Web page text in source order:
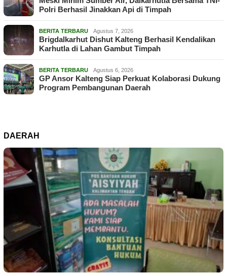
Polri Berhasil Jinakkan Api di Timpah
BERITA TERBARU Agustus 7, 2026
Brigdalkarhut Dishut Kalteng Berhasil Kendalikan
Karhutla di Lahan Gambut Timpah
BERITA TERBARU Agustus 6, 2026
GP Ansor Kalteng Siap Perkuat Kolaborasi Dukung
Program Pembangunan Daerah
DAERAH